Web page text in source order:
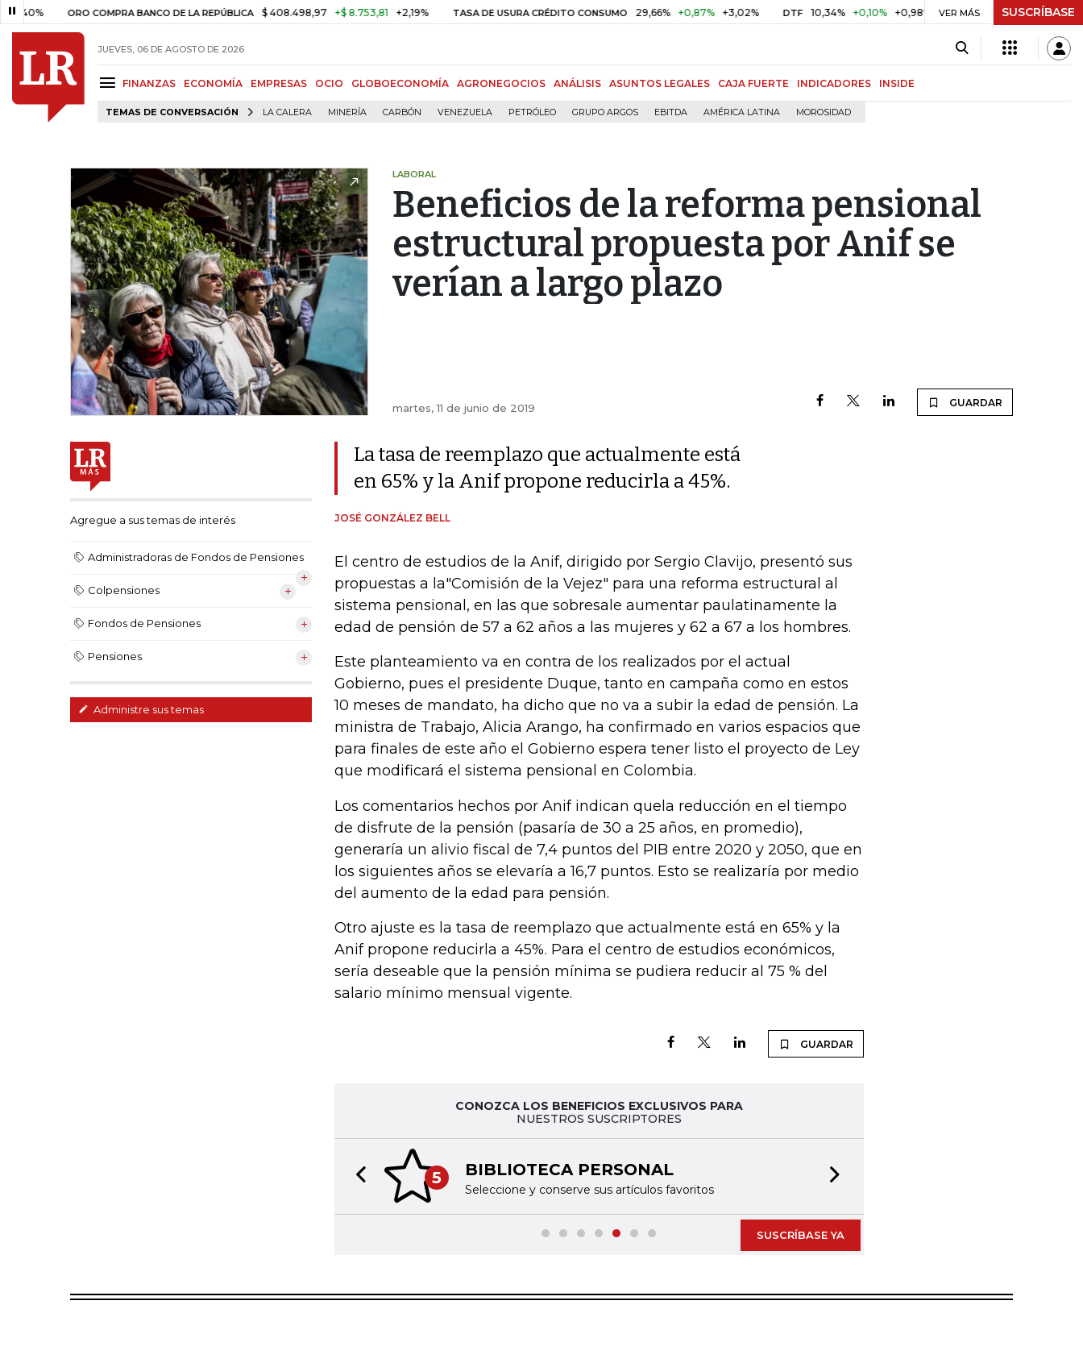
ORO COMPRA BANCO DE LA REPÚBLICA $ 408.498,97 +$ 8.753,81 +2,19% TASA DE USURA CRÉDITO CONSUMO 29,66% +0,87% +3,02% DTF 10,34% +0,10% +0,98% UVR $ 416,86 +$ 0,05 +0,01%
VER MÁS SUSCRÍBASE
JUEVES, 06 DE AGOSTO DE 2026
FINANZAS ECONOMÍA EMPRESAS OCIO GLOBOECONOMÍA AGRONEGOCIOS ANÁLISIS ASUNTOS LEGALES CAJA FUERTE INDICADORES INSIDE
TEMAS DE CONVERSACIÓN LA CALERA MINERÍA CARBÓN VENEZUELA PETRÓLEO GRUPO ARGOS EBITDA AMÉRICA LATINA MOROSIDAD
LABORAL
Beneficios de la reforma pensional
estructural propuesta por Anif se
verían a largo plazo
martes, 11 de junio de 2019 GUARDAR
Agregue a sus temas de interés
Administradoras de Fondos de Pensiones
Colpensiones
Fondos de Pensiones
Pensiones
Administre sus temas
La tasa de reemplazo que actualmente está
en 65% y la Anif propone reducirla a 45%.
JOSÉ GONZÁLEZ BELL
El centro de estudios de la Anif, dirigido por Sergio Clavijo, presentó sus
propuestas a la"Comisión de la Vejez" para una reforma estructural al
sistema pensional, en las que sobresale aumentar paulatinamente la
edad de pensión de 57 a 62 años a las mujeres y 62 a 67 a los hombres.
Este planteamiento va en contra de los realizados por el actual
Gobierno, pues el presidente Duque, tanto en campaña como en estos
10 meses de mandato, ha dicho que no va a subir la edad de pensión. La
ministra de Trabajo, Alicia Arango, ha confirmado en varios espacios que
para finales de este año el Gobierno espera tener listo el proyecto de Ley
que modificará el sistema pensional en Colombia.
Los comentarios hechos por Anif indican quela reducción en el tiempo
de disfrute de la pensión (pasaría de 30 a 25 años, en promedio),
generaría un alivio fiscal de 7,4 puntos del PIB entre 2020 y 2050, que en
los siguientes años se elevaría a 16,7 puntos. Esto se realizaría por medio
del aumento de la edad para pensión.
Otro ajuste es la tasa de reemplazo que actualmente está en 65% y la
Anif propone reducirla a 45%. Para el centro de estudios económicos,
sería deseable que la pensión mínima se pudiera reducir al 75 % del
salario mínimo mensual vigente.
GUARDAR
CONOZCA LOS BENEFICIOS EXCLUSIVOS PARA
NUESTROS SUSCRIPTORES
5 BIBLIOTECA PERSONAL
Seleccione y conserve sus artículos favoritos
Previous slide
SUSCRÍBASE YA